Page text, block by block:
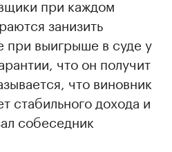
при каждом
занизить
выигрыше в суде у
что он получит
что виновник
стабильного дохода и
собеседник